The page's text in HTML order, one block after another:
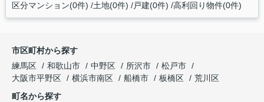
区分マンション(0件) 土地(0件) 戸建(0件) 高利回り物件(0件)
市区町村から探す
練馬区
和歌山市 中野区 所沢市
松戸市
大阪市平野区
横浜市南区 船橋市 板橋区
荒川区
町名から探す